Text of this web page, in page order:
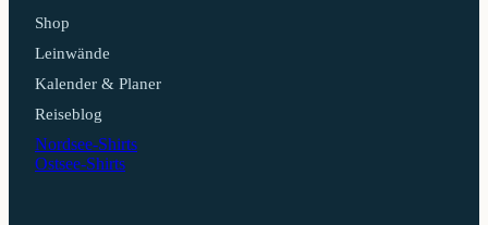
Shop
Leinwände
Kalender & Planer
Reiseblog
Nordsee-Shirts
Ostsee-Shirts